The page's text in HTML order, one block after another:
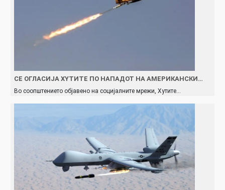
СЕ ОГЛАСИЈА XYТИТЕ ПО НАПАДОТ НА АМЕРИКАНСКИ…
Во соопштението објавено на социјалните мрежи, Хутите…